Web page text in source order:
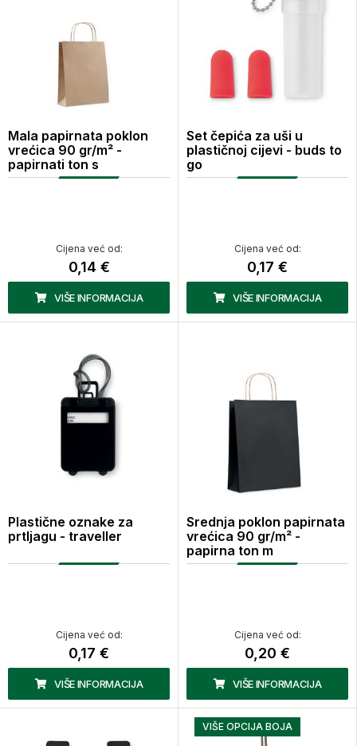
Mala papirnata poklon
vrećica 90 gr/m² -
papirnati ton s
Cijena već od:
0,14 €
VIŠE INFORMACIJA
Set čepića za uši u
plastičnoj cijevi - buds to
go
Cijena već od:
0,17 €
VIŠE INFORMACIJA
Plastične oznake za
prtljagu - traveller
Cijena već od:
0,17 €
VIŠE INFORMACIJA
Srednja poklon papirnata
vrećica 90 gr/m² -
papirna ton m
Cijena već od:
0,20 €
VIŠE INFORMACIJA
VIŠE OPCIJA BOJA